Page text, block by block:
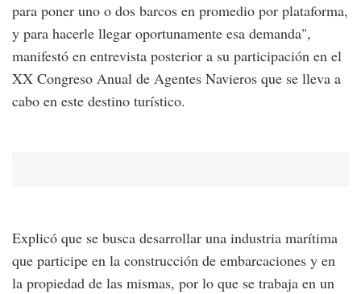
para poner uno o dos barcos en promedio por plataforma,
y para hacerle llegar oportunamente esa demanda",
manifestó en entrevista posterior a su participación en el
XX Congreso Anual de Agentes Navieros que se lleva a
cabo en este destino turístico.
Explicó que se busca desarrollar una industria marítima
que participe en la construcción de embarcaciones y en
la propiedad de las mismas, por lo que se trabaja en un